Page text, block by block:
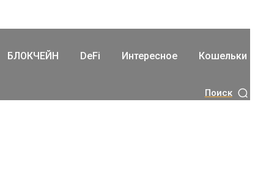
БЛОКЧЕЙН DeFi Интересное Кошельки
Поиск